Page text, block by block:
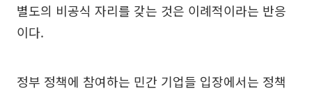
별도의 비공식 자리를 갖는 것은 이례적이라는 반응
이다.
정부 정책에 참여하는 민간 기업들 입장에서는 정책